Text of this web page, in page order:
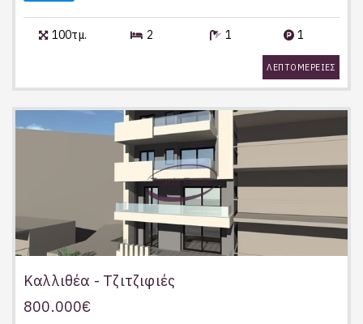
100τμ. 2 1 1
ΛΕΠΤΟΜΕΡΕΙΕΣ
Καλλιθέα - Τζιτζιφιές
800.000€